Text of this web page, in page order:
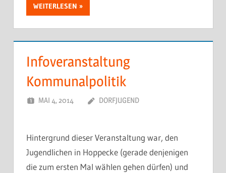
WEITERLESEN
Infoveranstaltung
Kommunalpolitik
MAI 4, 2014 DORFJUGEND
Hintergrund dieser Veranstaltung war, den
Jugendlichen in Hoppecke (gerade denjenigen
die zum ersten Mal wählen gehen dürfen) und